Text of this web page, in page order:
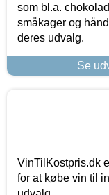
som bl.a.
småkager og
deres udvalg.
Se
VinTilKostpris.dk
for at købe vin til